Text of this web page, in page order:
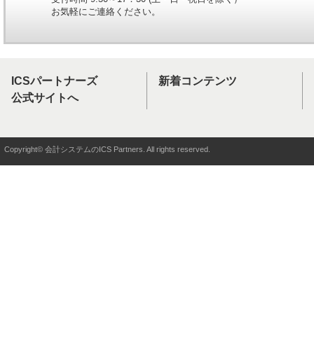
お気軽にご連絡ください。
ICSパートナーズ
公式サイトへ
新着コンテンツ
Copyright© 会計システムのICS Partners. All rights reserved.